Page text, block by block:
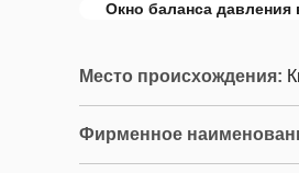
Окно баланса давления
Место происхождения:
Фирменное